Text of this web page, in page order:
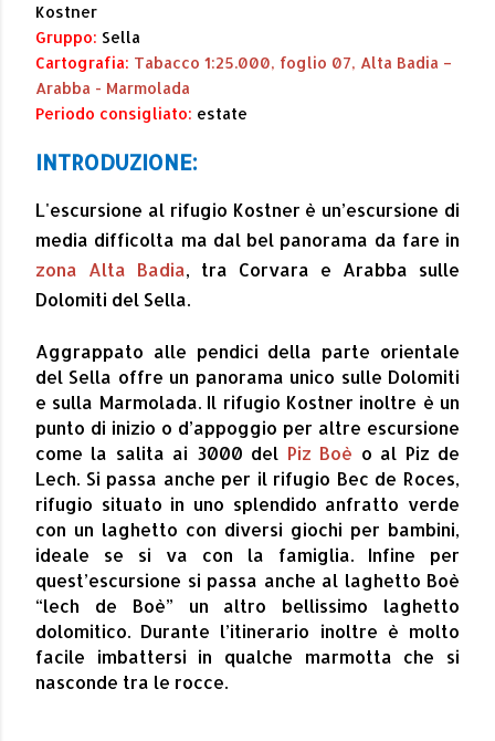
Kostner
Gruppo: Sella
Cartografia: Tabacco 1:25.000, foglio 07, Alta Badia –
Arabba - Marmolada
Periodo consigliato: estate
INTRODUZIONE:
L'escursione al rifugio Kostner è un’escursione di
media difficolta ma dal bel panorama da fare in
zona Alta Badia, tra Corvara e Arabba sulle
Dolomiti del Sella.
Aggrappato alle pendici della parte orientale
del Sella offre un panorama unico sulle Dolomiti
e sulla Marmolada. Il rifugio Kostner inoltre è un
punto di inizio o d’appoggio per altre escursione
come la salita ai 3000 del Piz Boè o al Piz de
Lech. Si passa anche per il rifugio Bec de Roces,
rifugio situato in uno splendido anfratto verde
con un laghetto con diversi giochi per bambini,
ideale se si va con la famiglia. Infine per
quest’escursione si passa anche al laghetto Boè
“lech de Boè” un altro bellissimo laghetto
dolomitico. Durante l’itinerario inoltre è molto
facile imbattersi in qualche marmotta che si
nasconde tra le rocce.